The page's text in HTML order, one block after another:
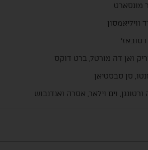
מונסארט
וויליאמסון
דסובאז'
ואן דה מורטל, ברט דוקס
סן סבסטיאן
וים וילאר, אסרה ואנדנבוש